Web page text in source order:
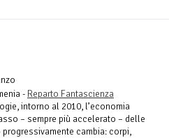
- Reparto Fantascienza
intorno al 2010, l’economia
– sempre più accelerato – delle
cambia: corpi,